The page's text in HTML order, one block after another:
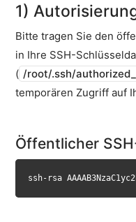
FTP
Web
SSH-
Schlüsselpaar
generieren
Deployment
Benutzer
Support
Einrichtung
1)
Bitte tragen Sie den
in Ihre SSH-
( /root/.ssh/
temporären Zugriff auf
Öffentlicher
ssh-rsa